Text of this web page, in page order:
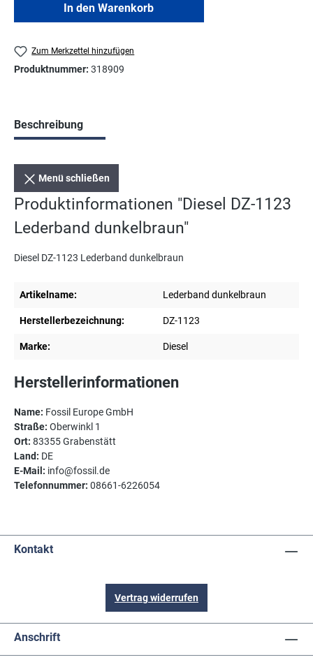
In den Warenkorb
Zum Merkzettel hinzufügen
Produktnummer: 318909
Beschreibung
Menü schließen
Produktinformationen "Diesel DZ-1123
Lederband dunkelbraun"
Diesel DZ-1123 Lederband dunkelbraun
Artikelname: Lederband dunkelbraun
Herstellerbezeichnung: DZ-1123
Marke: Diesel
Herstellerinformationen
Name: Fossil Europe GmbH
Straße: Oberwinkl 1
Ort: 83355 Grabenstätt
Land: DE
E-Mail: info@fossil.de
Telefonnummer: 08661-6226054
Kontakt
Vertrag widerrufen
Anschrift